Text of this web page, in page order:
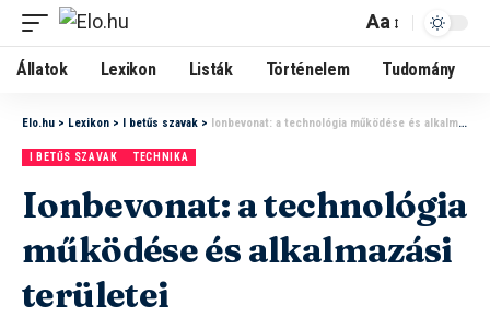
Aa
Állatok Lexikon Listák Történelem Tudomány
Elo.hu > Lexikon > I betűs szavak > Ionbevonat: a technológia működése és alkalmazási területei
I BETŰS SZAVAK TECHNIKA
Ionbevonat: a technológia
működése és alkalmazási
területei